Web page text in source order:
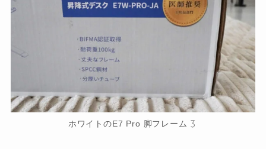
ホワイトのE7 Pro 脚フレーム